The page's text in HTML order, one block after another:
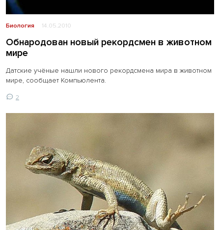
Биология 14.05.2010
Обнародован новый рекордсмен в животном
мире
Датские учёные нашли нового рекордсмена мира в животном
мире, сообщает Компьюлента.
2